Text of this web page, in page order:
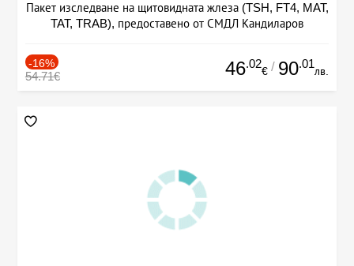
Пакет изследване на щитовидната жлеза (TSH, FT4, MAT,
TAT, TRAB), предоставено от СМДЛ Кандиларов
-16%
54.71€ 46.02
€ / 90.01
лв.